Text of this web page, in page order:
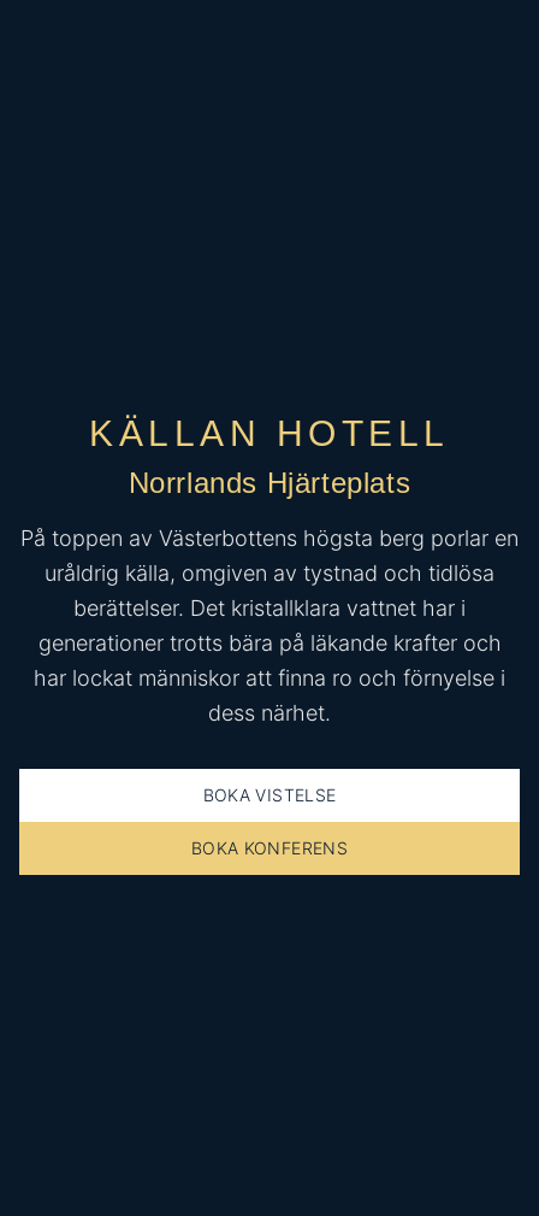
KÄLLAN HOTELL
Norrlands Hjärteplats
På toppen av Västerbottens högsta berg porlar en
uråldrig källa, omgiven av tystnad och tidlösa
berättelser. Det kristallklara vattnet har i
generationer trotts bära på läkande krafter och
har lockat människor att finna ro och förnyelse i
dess närhet.
BOKA VISTELSE
BOKA KONFERENS